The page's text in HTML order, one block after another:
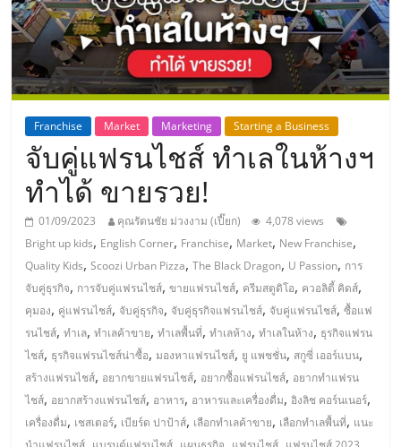
ThaiSMEsCenter,
รวม
ธุรกิจ
เอ
ส
เอ็
มอี
ไทย,
SMEs,
Franchise Market Marketing Starting a Business
จับคู่แฟรนไชส์ ทำเลในห้างฯ
ทำได้ ขายรวย!
01/09/2023 คุณรัตนชัย ม่วงงาม (เปี๊ยก)
4,078 views
Bright up kids, English Corner, Franchise, Market, New Franchise,
Quality Kids,Scoozi Urban Pizza,The Black Dragon, U Passion, การ
จับคู่ธุรกิจ, การจับคู่แฟรนไชส์,ขายแฟรนไชส์, ครีมสตูดิโอ, ควอลิตี้ คิดส์,
คุมอง, คู่แฟรนไชส์, จับคู่ธุรกิจ, จับคู่ธุรกิจแฟรนไชส์, จับคู่แฟรนไชส์,ซื้อแฟ
รนไชส์,ทำเล,ทำเลค้าขาย,ทำเลพื้นที่,ทำเลห้าง,ทำเลในห้าง, ธุรกิจแฟรน
ไชส์, ธุรกิจแฟรนไชส์น่าซื้อ,มองหาแฟรนไชส์, ยู แพชชั่น, สกูซี่ เออร์แบน,
สร้างแฟรนไชส์, อยากขายแฟรนไชส์, อยากซื้อแฟรนไชส์, อยากทำแฟรน
ไชส์, อยากสร้างแฟรนไชส์, อาหาร, อาหารและเครื่องดื่ม,อิงลิช คอร์นเนอร์,
เครื่องดื่ม, เชสเตอร์, เบียร์ด ปาป้าส์, เลือกทำเลค้าขาย, เลือกทำเลพื้นที่, แนะ